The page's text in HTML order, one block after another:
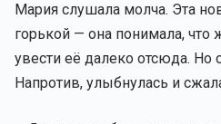
Мария слушала молча. Эта
горькой — она понимала, что
увести её далеко отсюда. Но
Напротив, улыбнулась и